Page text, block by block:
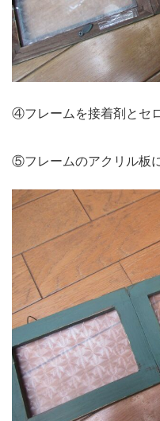
④フレームを接着剤とセ
⑤フレームのアクリル板